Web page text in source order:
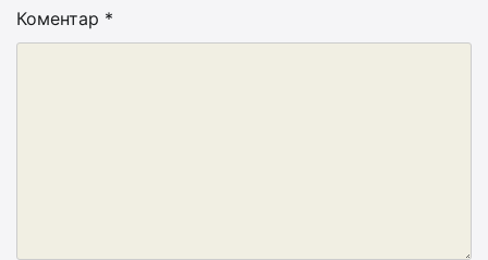
Коментар *